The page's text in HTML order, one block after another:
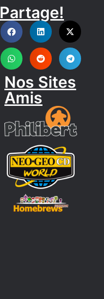
DISCORD
Partage!
Nos Sites
Amis